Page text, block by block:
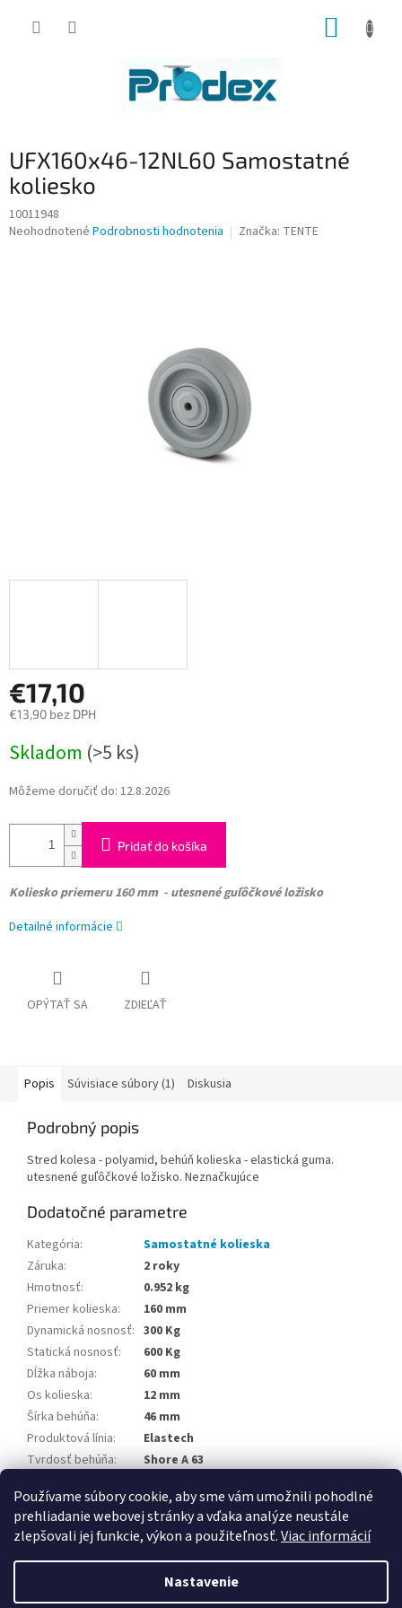
Používame súbory cookie, aby sme vám umožnili pohodlné
prehliadanie webovej stránky a vďaka analýze neustále
zlepšovali jej funkcie, výkon a použiteľnosť.Viac informácií
Nastavenie
UFX160x46-12NL60 Samostatné
koliesko
10011948
Priemerné
Neohodnotené Podrobnosti hodnotenia Značka: TENTE
€17,10
€13,90 bez DPH
cena:
Skladom (>5 ks)
Môžeme doručiť do: 12.8.2026
Pridať do košíka
Kolieskopriemeru 160 mm - utesnené guľôčkové ložisko
Detailné informácie
OPÝTAŤ SA ZDIEĽAŤ
Popis Súvisiace súbory (1) Diskusia
Podrobný popis
Stred kolesa - polyamid, behúň kolieska - elastická guma.
utesnené guľôčkové ložisko. Neznačkujúce
Dodatočné parametre
Kategória:
Samostatné kolieska
Záruka:
2 roky
Hmotnosť:
0.952 kg
Priemer kolieska:
160 mm
Dynamická nosnosť: 300 Kg
Statická nosnosť:
600 Kg
Dĺžka náboja:
60 mm
Os kolieska:
12 mm
Šírka behúňa:
46 mm
Produktová línia:
Elastech
Tvrdosť behúňa:
Shore A 63